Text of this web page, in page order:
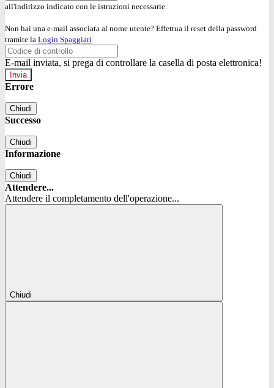
all'indirizzo indicato con le istruzioni necessarie.
Non hai una e-mail associata al nome utente? Effettua il reset della password
tramite la Login Spaggiari
E-mail inviata, si prega di controllare la casella di posta elettronica!
Errore
Chiudi
Successo
Chiudi
Informazione
Chiudi
Attendere...
Attendere il completamento dell'operazione...
Chiudi